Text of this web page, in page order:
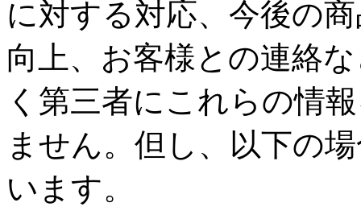
に対する対応、今後の
向上、お客様との連絡
く第三者にこれらの情
ません。但し、以下の
います。